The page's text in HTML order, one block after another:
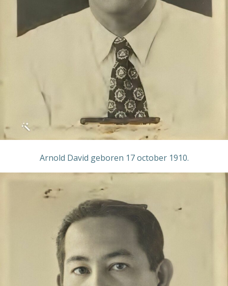
Arnold David geboren 17 october 1910.